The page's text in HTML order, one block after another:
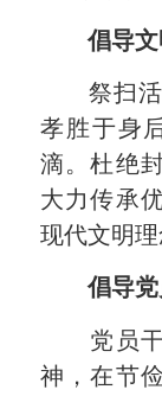
倡导文
祭扫活
孝胜于身
滴。杜绝
大力传承
现代文明理
倡导党
党员干
神，在节